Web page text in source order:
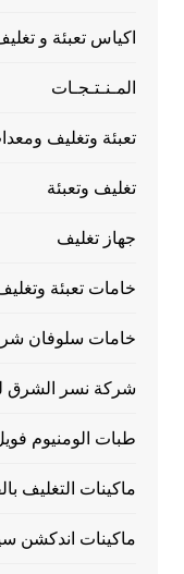
اكياس تعبئة و
المـنـتـجـات
تعبئة وتغليف
تغليف وتعبئة
جهاز تغليف
خامات تعبئة
خامات سلوفان
شركة نسر الشرق
طبات الومنيوم
ماكينات التغليف
ماكينات اندكشن